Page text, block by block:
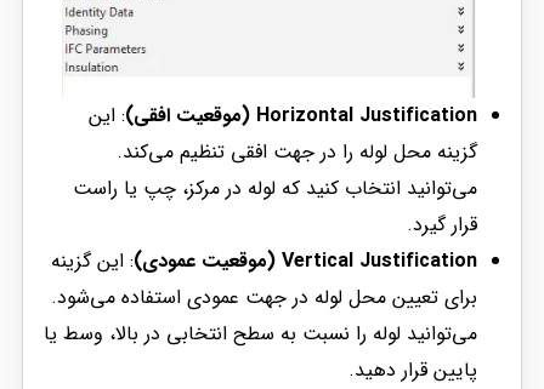
Horizontal Justification (موقعیت افقی)
: این
گزینه محل لوله را در جهت افقی تنظیم می‌کند.
می‌توانید انتخاب کنید که لوله در مرکز، چپ یا راست
قرار گیرد.
Vertical Justification (موقعیت عمودی)
: این گزینه
برای تعیین محل لوله در جهت عمودی استفاده می‌شود.
می‌توانید لوله را نسبت به سطح انتخابی در بالا، وسط یا
پایین قرار دهید.